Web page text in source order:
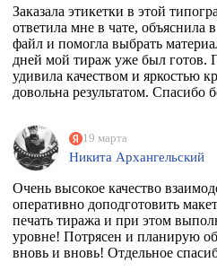
Заказала этикетки в этой
ответила мне в чате, объяснила
файл и помогла выбрать
дней мой тираж уже был готов.
удивила качеством и яркостью
довольна результатом. Спасибо
19 марта
Никита Архангельский
Очень высокое качество
оперативно доподготовить
печать тиража и при этом
уровне! Потрясен и планирую
вновь и вновь! Отдельное